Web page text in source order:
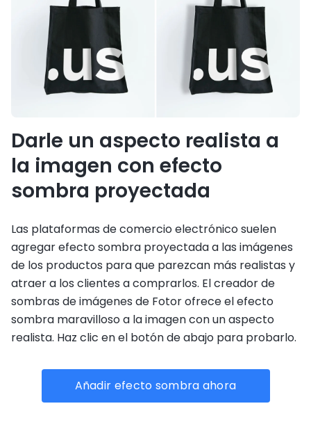
Darle un aspecto realista a
la imagen con efecto
sombra proyectada
Las plataformas de comercio electrónico suelen
agregar efecto sombra proyectada a las imágenes
de los productos para que parezcan más realistas y
atraer a los clientes a comprarlos. El creador de
sombras de imágenes de Fotor ofrece el efecto
sombra maravilloso a la imagen con un aspecto
realista. Haz clic en el botón de abajo para probarlo.
Añadir efecto sombra ahora